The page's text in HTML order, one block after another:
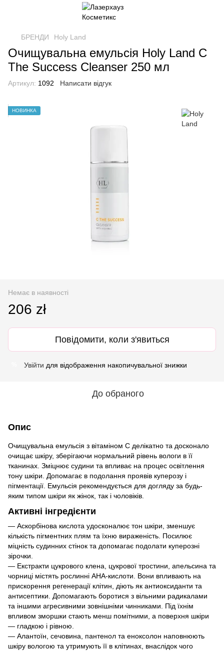
БРЕНДИ Holy Land
Очищувальна емульсія Holy Land C
The Success Cleanser 250 мл
Артикул: 1092 Написати відгук
НОВИНКА
Немає в наявності
206 zł
Повідомити, коли з'явиться
Увійти для відображення накопичувальної знижки
До обраного
Опис
Очищувальна емульсія з вітаміном C делікатно та досконало
очищає шкіру, зберігаючи нормальний рівень вологи в її
тканинах. Зміцнює судини та впливає на процес освітлення
тону шкіри. Допомагає в подолання проявів куперозу і
пігментації. Емульсія рекомендується для догляду за будь-
яким типом шкіри як жінок, так і чоловіків.
Активні інгредієнти
— Аскорбінова кислота удосконалює тон шкіри, зменшує
кількість пігментних плям та їхню вираженість. Посилює
міцність судинних стінок та допомагає подолати куперозні
зірочки.
— Екстракти цукрового клена, цукрової тростини, апельсина та
чорниці містять рослинні AHA-кислоти. Вони впливають на
прискорення регенерації клітин, діють як антиоксиданти та
антисептики. Допомагають боротися з вільними радикалами
та іншими агресивними зовнішніми чинниками. Під їхнім
впливом зморшки стають менш помітними, а поверхня шкіри
— гладкою і рівною.
— Алантоїн, сечовина, пантенол та еноксолон наповнюють
шкіру вологою та утримують її в клітинах, внаслідок чого